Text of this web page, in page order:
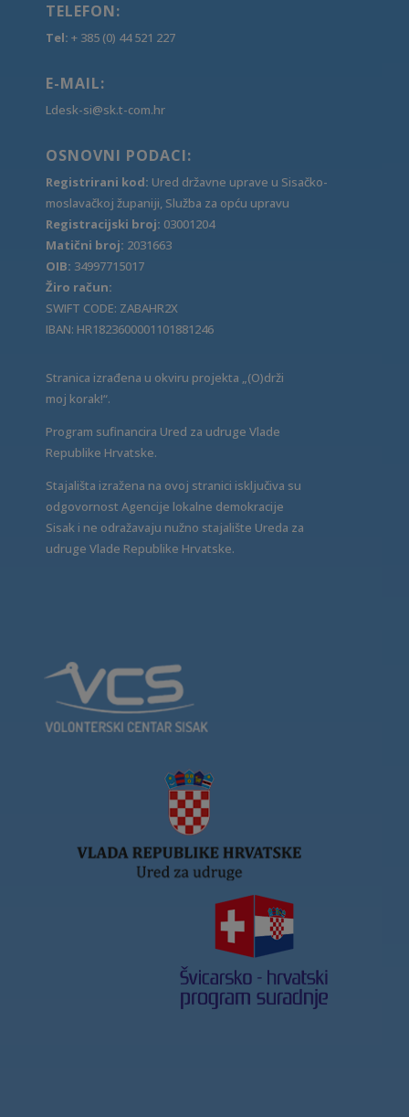
TELEFON:
Tel: + 385 (0) 44 521 227
E-MAIL:
Ldesk-si@sk.t-com.hr
OSNOVNI PODACI:
Registrirani kod: Ured državne uprave u Sisačko-
moslavačkoj županiji, Služba za opću upravu
Registracijski broj: 03001204
Matični broj: 2031663
OIB: 34997715017
Žiro račun:
SWIFT CODE: ZABAHR2X
IBAN: HR1823600001101881246
Stranica izrađena u okviru projekta „(O)drži
moj korak!“.
Program sufinancira Ured za udruge Vlade
Republike Hrvatske.
Stajališta izražena na ovoj stranici isključiva su
odgovornost Agencije lokalne demokracije
Sisak i ne odražavaju nužno stajalište Ureda za
udruge Vlade Republike Hrvatske.